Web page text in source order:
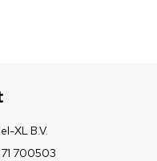
XL B.V.
700503